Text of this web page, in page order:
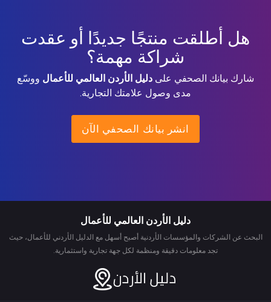
هل أطلقت منتجًا جديدًا أو عقدت
شراكة مهمة؟
شارك بيانك الصحفي على دليل الأردن العالمي للأعمال ووسّع
مدى وصول علامتك التجارية.
انشر بيانك الصحفي الآن
دليل الأردن العالمي للأعمال
البحث عن الشركات والمؤسسات الأردنية أصبح أسهل مع الدليل الأردني للأعمال، حيث
تجد معلومات دقيقة ومنظمة لكل جهة تجارية واستثمارية.